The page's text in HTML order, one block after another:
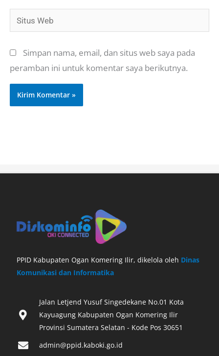
Situs
Web
Simpan nama, email, dan situs web saya pada
peramban ini untuk komentar saya berikutnya.
PPID Kabupaten Ogan Komering Ilir, dikelola oleh Dinas
Komunikasi dan Informatika
Jalan Letjend Yusuf Singedekane No.01 Kota
Kayuagung Kabupaten Ogan Komering Ilir
Provinsi Sumatera Selatan - Kode Pos 30651‎
admin@ppid.kaboki.go.id